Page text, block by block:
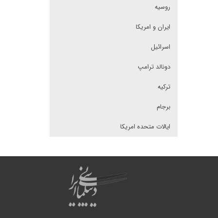
روسیه
ایران و امریکا
اسرائیل
دونالد ترامپ
ترکیه
برجام
ایالات متحده امریکا